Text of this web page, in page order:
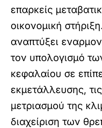
επαρκείς
οικονομική
αναπτύξει
τον υπολογισμό
κεφαλαίου σε
εκμετάλλευσης,
μετριασμού της
διαχείριση των